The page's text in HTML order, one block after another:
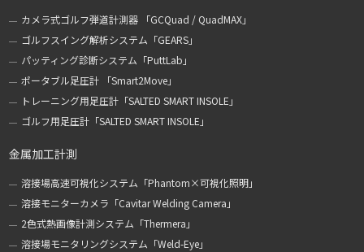
カメラ式ゴルフ弾道計測器 「GCQuad / QuadMAX」
ゴルフスイング解析システム「GEARS」
パッティング診断システム「PuttLab」
ポータブル足圧計 「Smart2Move」
トレーニング用足圧計「SALTED SMART INSOLE」
ゴルフ用足圧計「SALTED SMART INSOLE」
金属加工計測
溶接場高速可視化システム「Phantom×可視化照明」
溶接モニターカメラ「Cavitar Welding Camera」
2色式熱画像計測システム「Thermera」
溶接場モニタリングシステム「Weld-Eye」